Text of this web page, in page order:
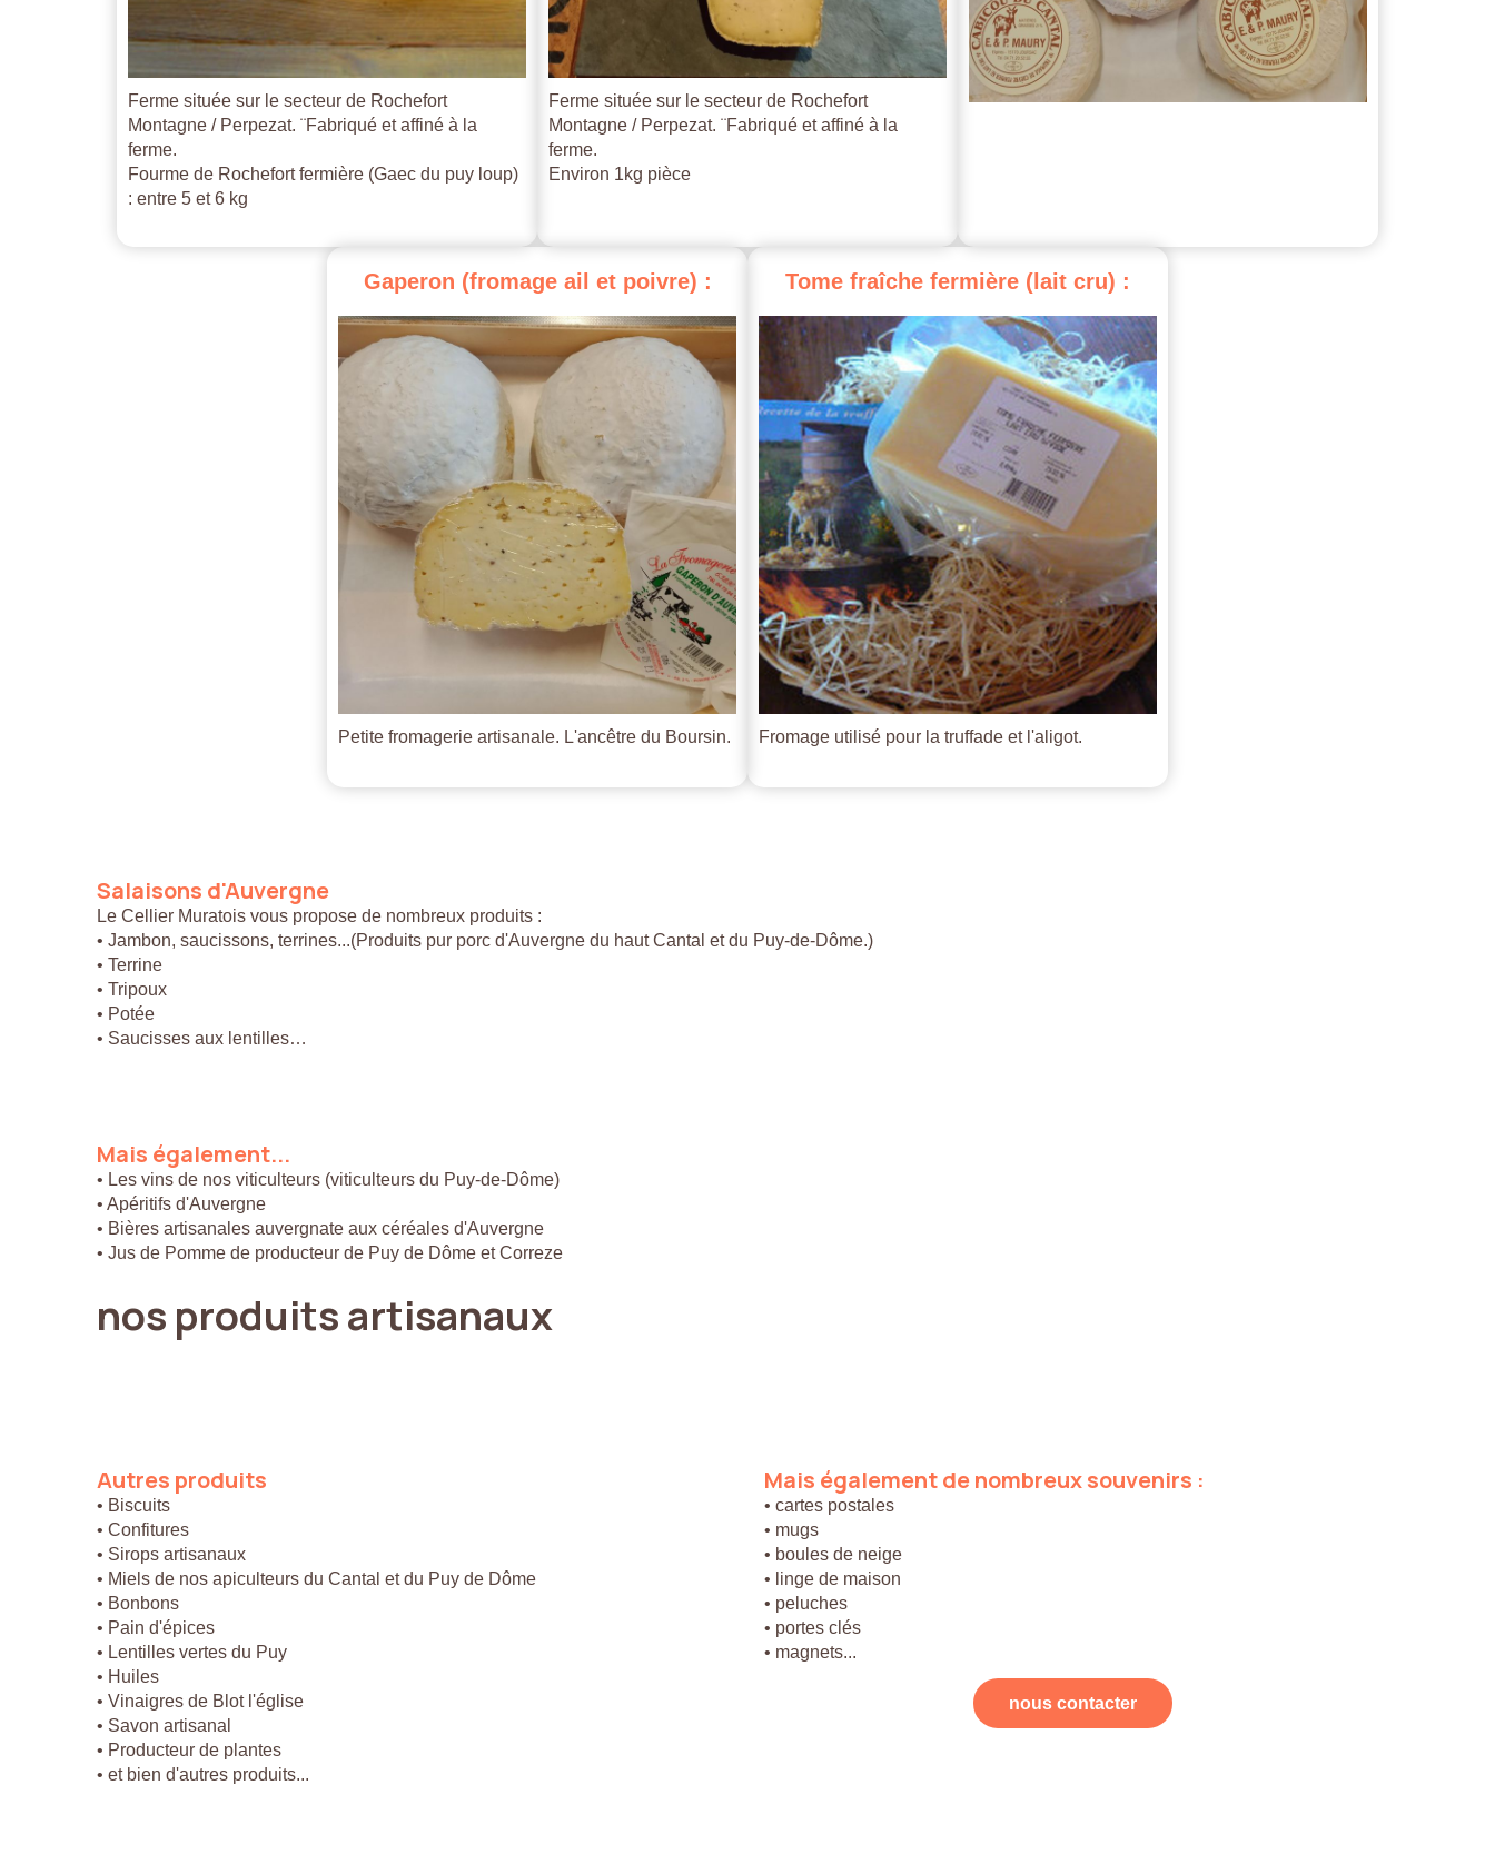
Ferme située sur le secteur de Rochefort
Montagne / Perpezat. ¨Fabriqué et affiné à la
ferme.
Fourme de Rochefort fermière (Gaec du puy loup)
: entre 5 et 6 kg
Ferme située sur le secteur de Rochefort
Montagne / Perpezat. ¨Fabriqué et affiné à la
ferme.
Environ 1kg pièce
Gaperon (fromage ail et poivre) :
Petite fromagerie artisanale. L'ancêtre du Boursin.
Tome fraîche fermière (lait cru) :
Fromage utilisé pour la truffade et l'aligot.
Salaisons d'Auvergne
Le Cellier Muratois vous propose de nombreux produits :
• Jambon, saucissons, terrines...(Produits pur porc d'Auvergne du haut Cantal et du Puy-de-Dôme.)
• Terrine
• Tripoux
• Potée
• Saucisses aux lentilles…
Mais également...
• Les vins de nos viticulteurs (viticulteurs du Puy-de-Dôme)
• Apéritifs d'Auvergne
• Bières artisanales auvergnate aux céréales d'Auvergne
• Jus de Pomme de producteur de Puy de Dôme et Correze
nos produitsartisanaux
Autres produits
• Biscuits
• Confitures
• Sirops artisanaux
• Miels de nos apiculteurs du Cantal et du Puy de Dôme
• Bonbons
• Pain d'épices
• Lentilles vertes du Puy
• Huiles
• Vinaigres de Blot l'église
• Savon artisanal
• Producteur de plantes
• et bien d'autres produits...
Mais égalementdenombreuxsouvenirs :
• cartes postales
• mugs
• boules de neige
• linge de maison
• peluches
• portes clés
• magnets...
nous contacter